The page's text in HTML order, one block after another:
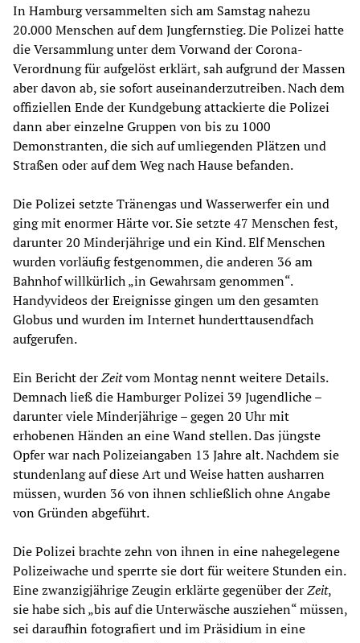
In Hamburg versammelten sich am Samstag nahezu
20.000 Menschen auf dem Jungfernstieg. Die Polizei hatte
die Versammlung unter dem Vorwand der Corona-
Verordnung für aufgelöst erklärt, sah aufgrund der Massen
aber davon ab, sie sofort auseinanderzutreiben. Nach dem
offiziellen Ende der Kundgebung attackierte die Polizei
dann aber einzelne Gruppen von bis zu 1000
Demonstranten, die sich auf umliegenden Plätzen und
Straßen oder auf dem Weg nach Hause befanden.
Die Polizei setzte Tränengas und Wasserwerfer ein und
ging mit enormer Härte vor. Sie setzte 47 Menschen fest,
darunter 20 Minderjährige und ein Kind. Elf Menschen
wurden vorläufig festgenommen, die anderen 36 am
Bahnhof willkürlich „in Gewahrsam genommen“.
Handyvideos der Ereignisse gingen um den gesamten
Globus und wurden im Internet hunderttausendfach
aufgerufen.
Ein Bericht derZeitvom Montag nennt weitere Details.
Demnach ließ die Hamburger Polizei 39 Jugendliche –
darunter viele Minderjährige – gegen 20 Uhr mit
erhobenen Händen an eine Wand stellen. Das jüngste
Opfer war nach Polizeiangaben 13 Jahre alt. Nachdem sie
stundenlang auf diese Art und Weise hatten ausharren
müssen, wurden 36 von ihnen schließlich ohne Angabe
von Gründen abgeführt.
Die Polizei brachte zehn von ihnen in eine nahegelegene
Polizeiwache und sperrte sie dort für weitere Stunden ein.
Eine zwanzigjährige Zeugin erklärte gegenüber derZeit,
sie habe sich „bis auf die Unterwäsche ausziehen“ müssen,
sei daraufhin fotografiert und im Präsidium in eine